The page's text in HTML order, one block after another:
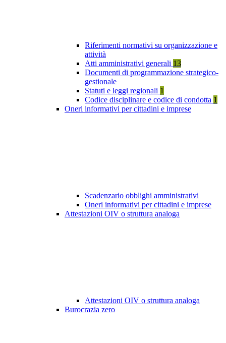
Riferimenti normativi su organizzazione e
attività
Atti amministrativi generali 13
Documenti di programmazione strategico-
gestionale
Statuti e leggi regionali 1
Codice disciplinare e codice di condotta 1
Oneri informativi per cittadini e imprese
Scadenzario obblighi amministrativi
Oneri informativi per cittadini e imprese
Attestazioni OIV o struttura analoga
Attestazioni OIV o struttura analoga
Burocrazia zero